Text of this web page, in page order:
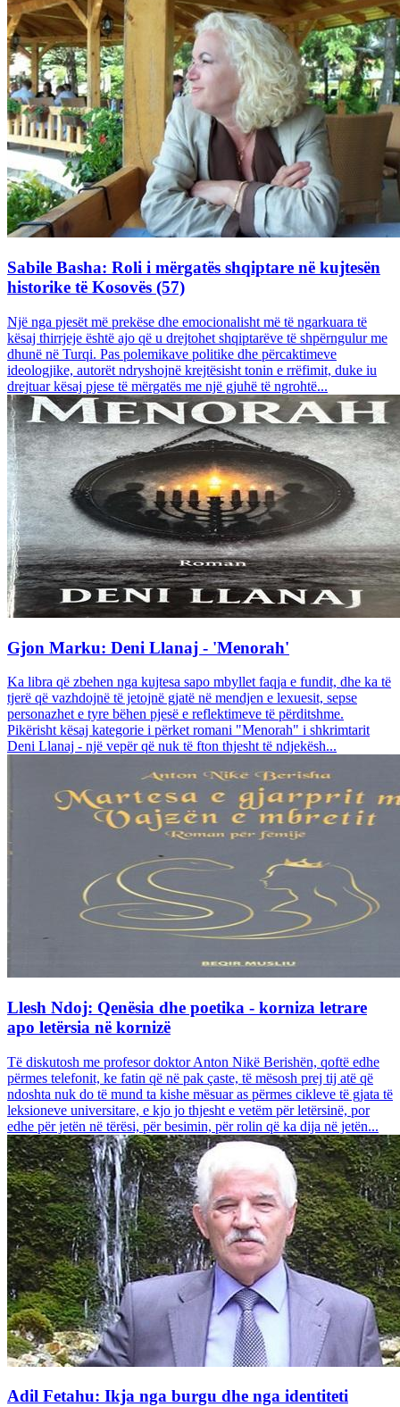
Sabile Basha: Roli i mërgatës shqiptare në kujtesën
historike të Kosovës (57)
Një nga pjesët më prekëse dhe emocionalisht më të ngarkuara të
kësaj thirrjeje është ajo që u drejtohet shqiptarëve të shpërngulur me
dhunë në Turqi. Pas polemikave politike dhe përcaktimeve
ideologjike, autorët ndryshojnë krejtësisht tonin e rrëfimit, duke iu
drejtuar kësaj pjese të mërgatës me një gjuhë të ngrohtë...
Gjon Marku: Deni Llanaj - 'Menorah'
Ka libra që zbehen nga kujtesa sapo mbyllet faqja e fundit, dhe ka të
tjerë që vazhdojnë të jetojnë gjatë në mendjen e lexuesit, sepse
personazhet e tyre bëhen pjesë e reflektimeve të përditshme.
Pikërisht kësaj kategorie i përket romani "Menorah" i shkrimtarit
Deni Llanaj - një vepër që nuk të fton thjesht të ndjekësh...
Llesh Ndoj: Qenësia dhe poetika - korniza letrare
apo letërsia në kornizë
Të diskutosh me profesor doktor Anton Nikë Berishën, qoftë edhe
përmes telefonit, ke fatin që në pak çaste, të mësosh prej tij atë që
ndoshta nuk do të mund ta kishe mësuar as përmes cikleve të gjata të
leksioneve universitare, e kjo jo thjesht e vetëm për letërsinë, por
edhe për jetën në tërësi, për besimin, për rolin që ka dija në jetën...
Adil Fetahu: Ikja nga burgu dhe nga identiteti